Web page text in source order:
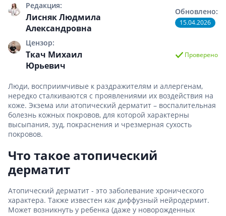
Редакция:
Лисняк Людмила
Александровна
Цензор:
Ткач Михаил
Юрьевич
Обновлено:
15.04.2026
Проверено
Люди, восприимчивые к раздражителям и аллергенам,
нередко сталкиваются с проявлениями их воздействия на
коже. Экзема или атопический дерматит – воспалительная
болезнь кожных покровов, для которой характерны
высыпания, зуд, покраснения и чрезмерная сухость
покровов.
Что такое атопический
дерматит
Атопический дерматит - это заболевание хронического
характера. Также известен как диффузный нейродермит.
Может возникнуть у ребенка (даже у новорожденных